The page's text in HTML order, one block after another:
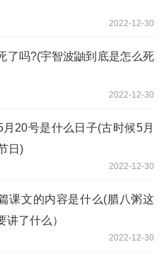
2022-12-30
了吗?(宇智波鼬到底是怎么死
2022-12-30
20号是什么日子(古时候5月
日)
2022-12-30
课文的内容是什么(腊八粥这
讲了什么）
2022-12-30